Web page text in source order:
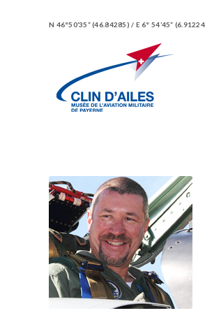
N 46°50’35” (46.84285) / E 6° 54’45”